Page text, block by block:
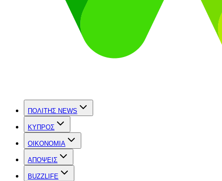
ΠΟΛΙΤΗΣ NEWS
ΚΥΠΡΟΣ
OIKONOMIA
ΑΠΟΨΕΙΣ
BUZZLIFE